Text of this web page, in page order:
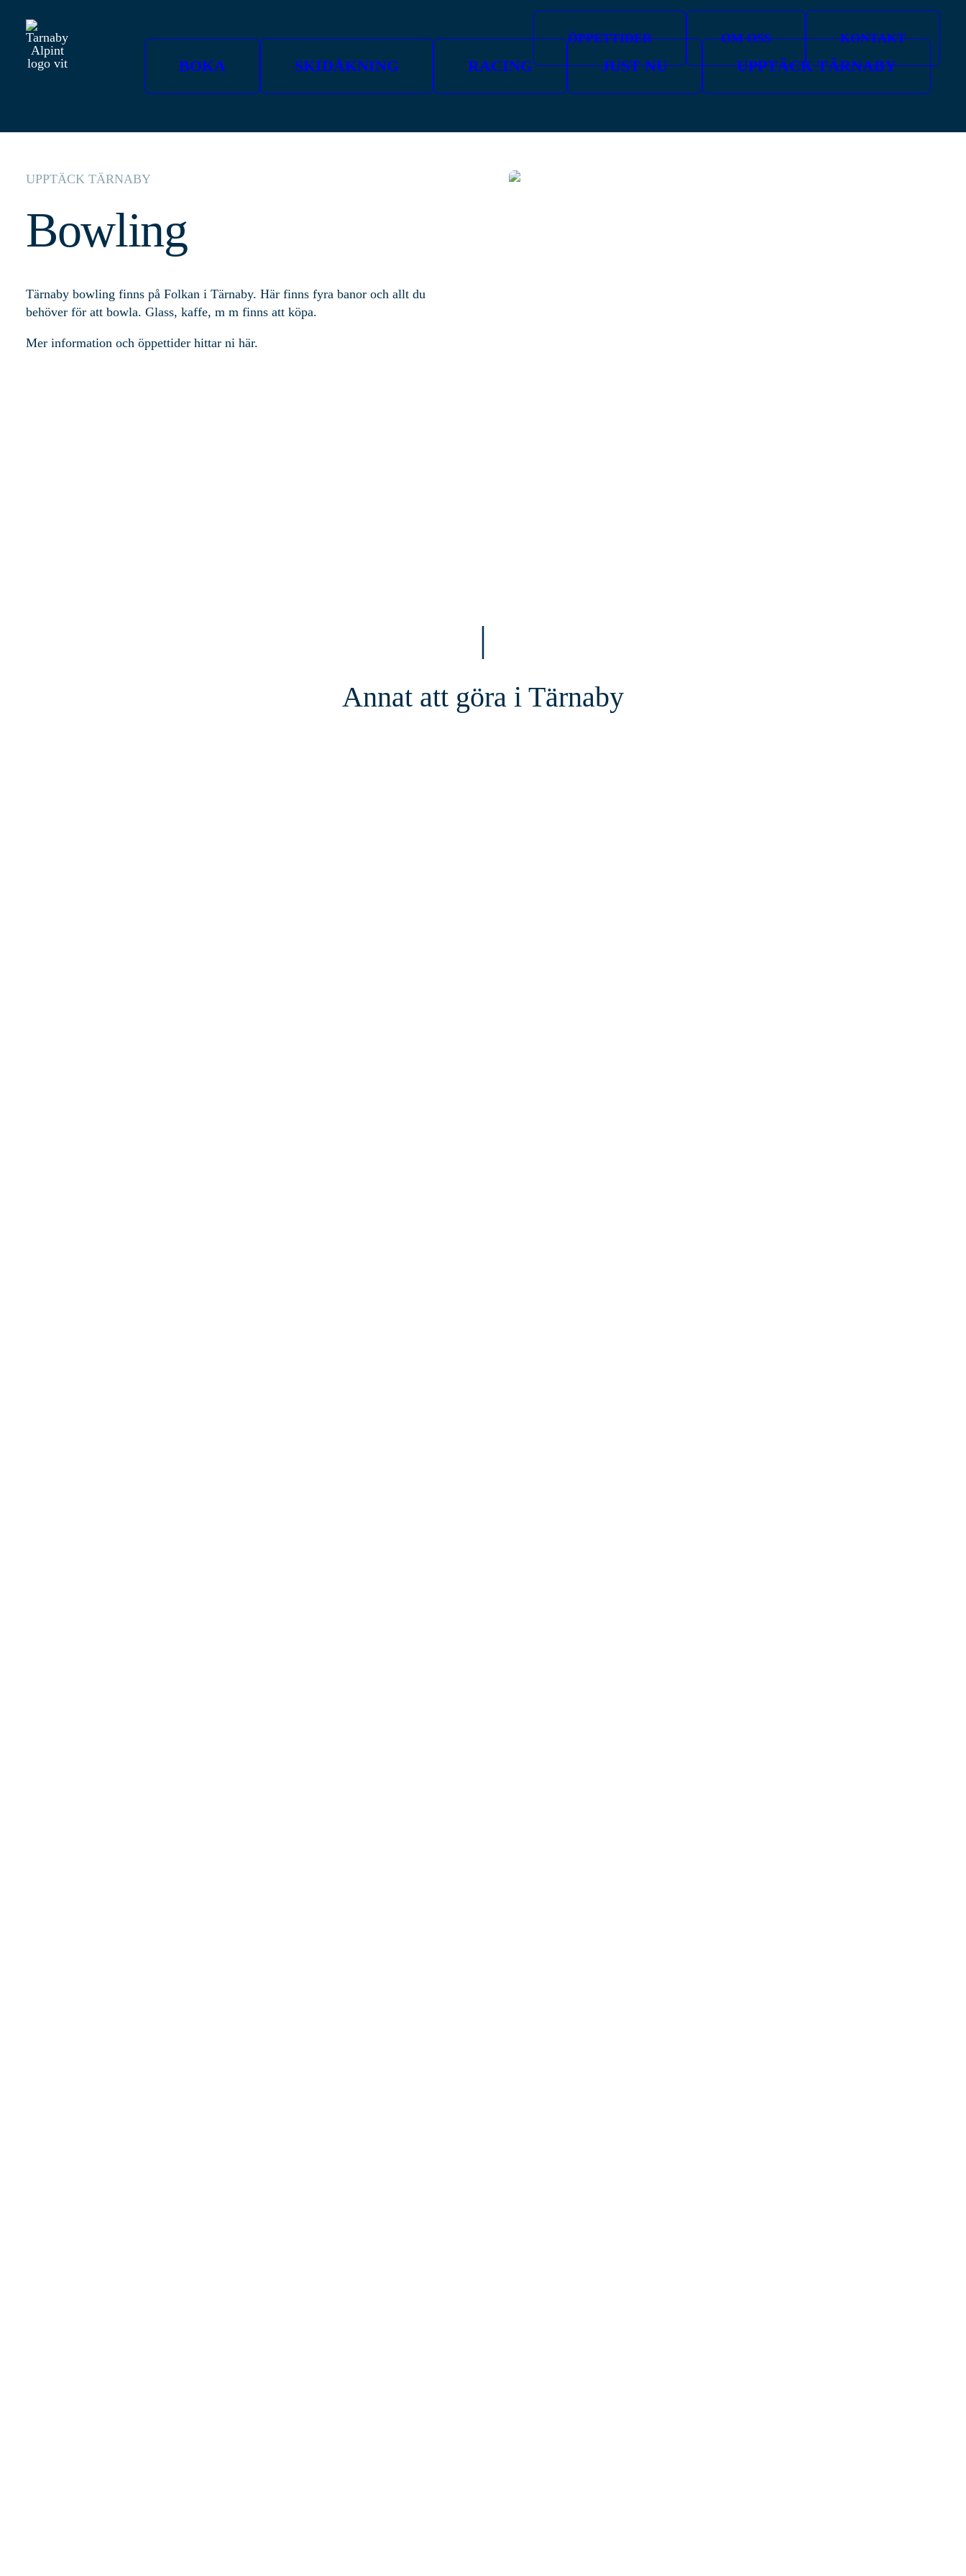
BOKA SKIDÅKNING RACING JUST NU UPPTÄCK TÄRNABY
ÖPPETTIDER OM OSS KONTAKT
UPPTÄCK TÄRNABY
Bowling
Tärnaby bowling finns på Folkan i Tärnaby. Här finns fyra banor och allt du
behöver för att bowla. Glass, kaffe, m m finns att köpa.
Mer information och öppettider hittar ni här.
|
Annat att göra i Tärnaby